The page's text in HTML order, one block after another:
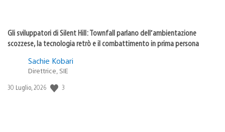
Gli sviluppatori di Silent Hill: Townfall parlano dell’ambientazione
scozzese, la tecnologia retrò e il combattimento in prima persona
Sachie Kobari
Direttrice, SIE
Data
30 Luglio, 2026 3